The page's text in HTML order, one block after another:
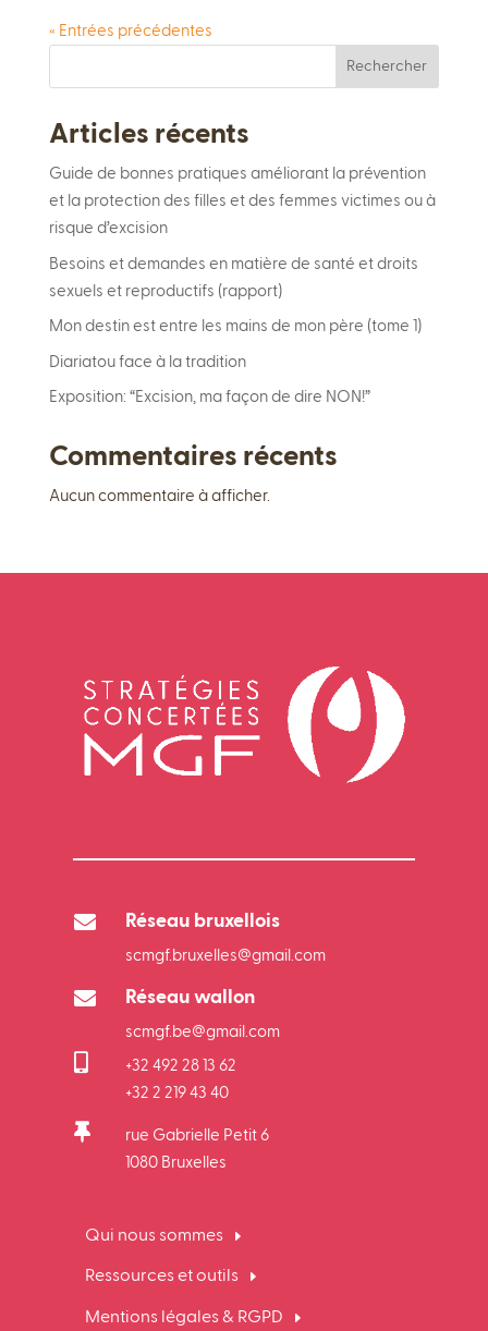
« Entrées précédentes
Rechercher
Articles récents
Guide de bonnes pratiques améliorant la prévention
et la protection des filles et des femmes victimes ou à
risque d’excision
Besoins et demandes en matière de santé et droits
sexuels et reproductifs (rapport)
Mon destin est entre les mains de mon père (tome 1)
Diariatou face à la tradition
Exposition: “Excision, ma façon de dire NON!”
Commentaires récents
Aucun commentaire à afficher.
 Réseau bruxellois
scmgf.bruxelles@gmail.com
 Réseau wallon
scmgf.be@gmail.com

+32 492 28 13 62
+32 2 219 43 40

rue Gabrielle Petit 6
1080 Bruxelles
Qui nous sommes
Ressources et outils
Mentions légales & RGPD